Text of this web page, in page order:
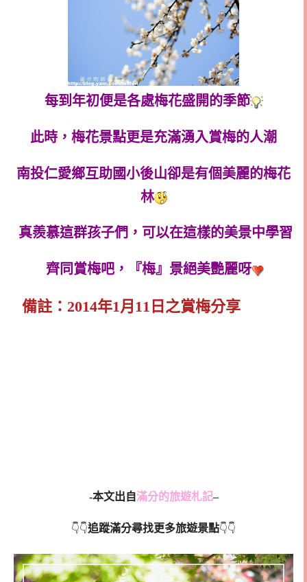
每到年初便是各處梅花盛開的季節
此時，梅花景點更是充滿湧入賞梅的人潮
南投仁愛鄉互助國小後山卻是有個美麗的梅花
林
真羨慕這群孩子們，可以在這樣的美景中學習
齊同賞梅吧，『梅』景絕美艷麗呀
備註：2014年1月11日之賞梅分享
-本文出自滿分的旅遊札記–
👇👇追蹤滿分尋找更多旅遊景點👇👇